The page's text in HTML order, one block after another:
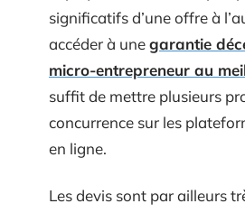
significatifs d’une offre à
accéder à unegarantie
micro-entrepreneur au
suffit de mettre plusieurs
concurrence sur les
en ligne.
Les devis sont par ailleurs